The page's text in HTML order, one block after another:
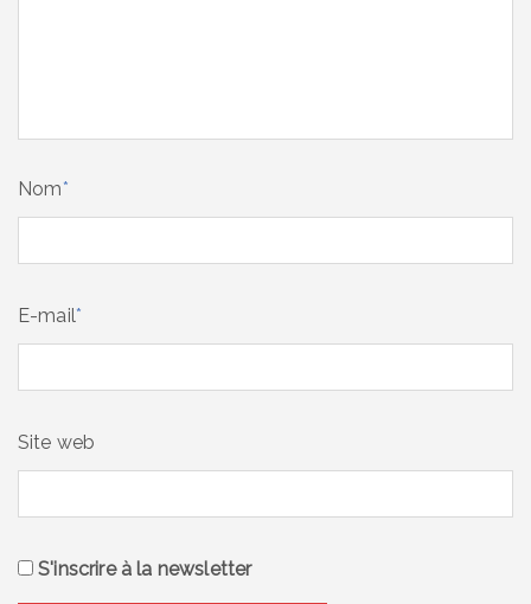
Nom*
E-mail*
Site web
S'inscrire à la newsletter